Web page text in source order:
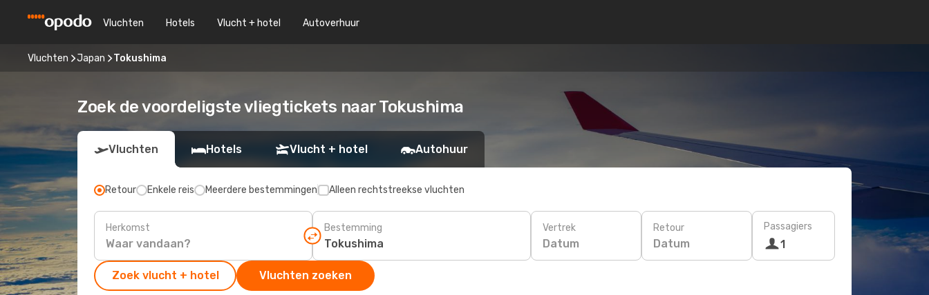
Vluchten Hotels Vlucht + hotel Autoverhuur
Vluchten Japan Tokushima
Zoek de voordeligste vliegtickets naar Tokushima
Vluchten Hotels Vlucht + hotel Autohuur
Retour Enkele reis Meerdere bestemmingen Alleen rechtstreekse vluchten
Herkomst Bestemming Vertrek
Datum
Retour
Datum
Passagiers
1
Zoek vlucht + hotel Vluchten zoeken